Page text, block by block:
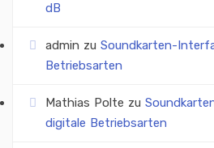
dB
admin zu Soundkarten-
Betriebsarten
Mathias Polte zu
digitale Betriebsarten